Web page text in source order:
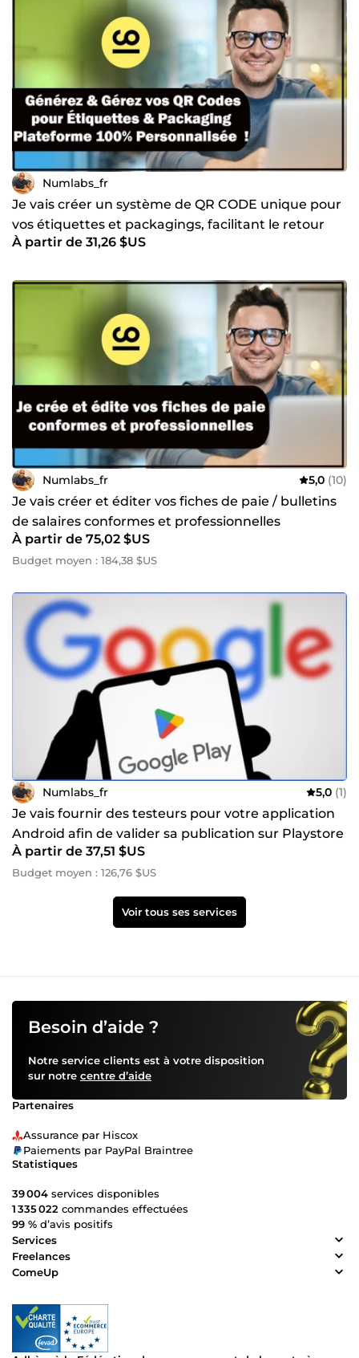
Numlabs_fr
Je vais créer un système de QR CODE unique pour
vos étiquettes et packagings, facilitant le retour
client
À partir de 31,26 $US
Numlabs_fr 5,0 (10)
Je vais créer et éditer vos fiches de paie / bulletins
de salaires conformes et professionnelles
À partir de 75,02 $US
Budget moyen : 184,38 $US
Numlabs_fr 5,0 (1)
Je vais fournir des testeurs pour votre application
Android afin de valider sa publication sur Playstore
À partir de 37,51 $US
Budget moyen : 126,76 $US
Voir tous ses services
Besoin d’aide ?
Notre service clients est à votre disposition
sur notre centre d’aide
Partenaires
Assurance par Hiscox
Paiements par PayPal Braintree
Statistiques
39 004 services disponibles
1 335 022 commandes effectuées
99 % d’avis positifs
Services
Freelances
ComeUp